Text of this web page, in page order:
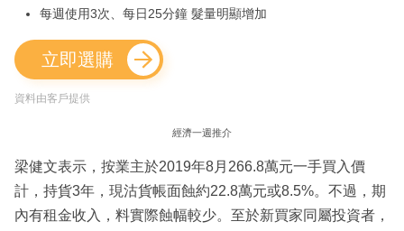
每週使用3次、每日25分鐘 髮量明顯增加
立即選購
資料由客戶提供
經濟一週推介
梁健文表示，按業主於2019年8月266.8萬元一手買入價
計，持貨3年，現沽貨帳面蝕約22.8萬元或8.5%。不過，期
內有租金收入，料實際蝕幅較少。至於新買家同屬投資者，